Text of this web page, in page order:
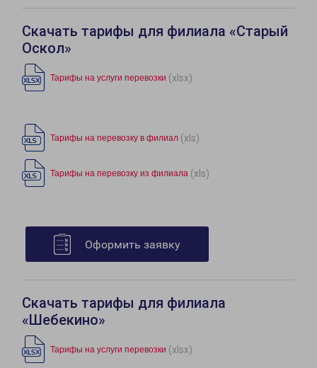
Скачать тарифы для филиала «Старый
Оскол»
Тарифы на услуги перевозки (xlsx)
Тарифы на перевозку в филиал (xls)
Тарифы на перевозку из филиала (xls)
Оформить заявку
Скачать тарифы для филиала
«Шебекино»
Тарифы на услуги перевозки (xlsx)